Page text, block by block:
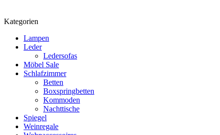
Kategorien
Lampen
Leder
Ledersofas
Möbel Sale
Schlafzimmer
Betten
Boxspringbetten
Kommoden
Nachttische
Spiegel
Weinregale